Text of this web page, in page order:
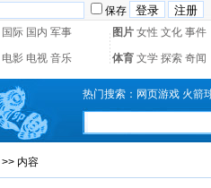
保存
国际 国内 军事 图片 女性 文化 事件
电影 电视 音乐 体育 文学 探索 奇闻
热门搜索： 网页游戏 火箭
>> 内容